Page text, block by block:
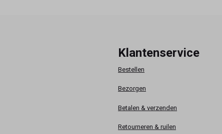
Klantenservice
Bestellen
Bezorgen
Betalen & verzenden
Retourneren & ruilen